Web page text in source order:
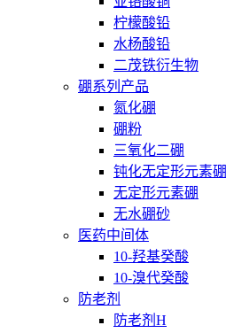
柠檬酸铅
水杨酸铅
二茂铁衍生物
硼系列产品
氮化硼
硼粉
三氧化二硼
钝化无定形元素硼
无定形元素硼
无水硼砂
医药中间体
10-羟基癸酸
10-溴代癸酸
防老剂
防老剂H